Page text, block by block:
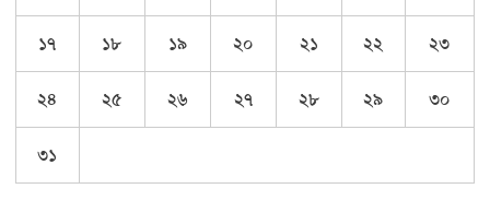
১৭ ১৮ ১৯ ২০ ২১ ২২ ২৩
২৪ ২৫ ২৬ ২৭ ২৮ ২৯ ৩০
৩১